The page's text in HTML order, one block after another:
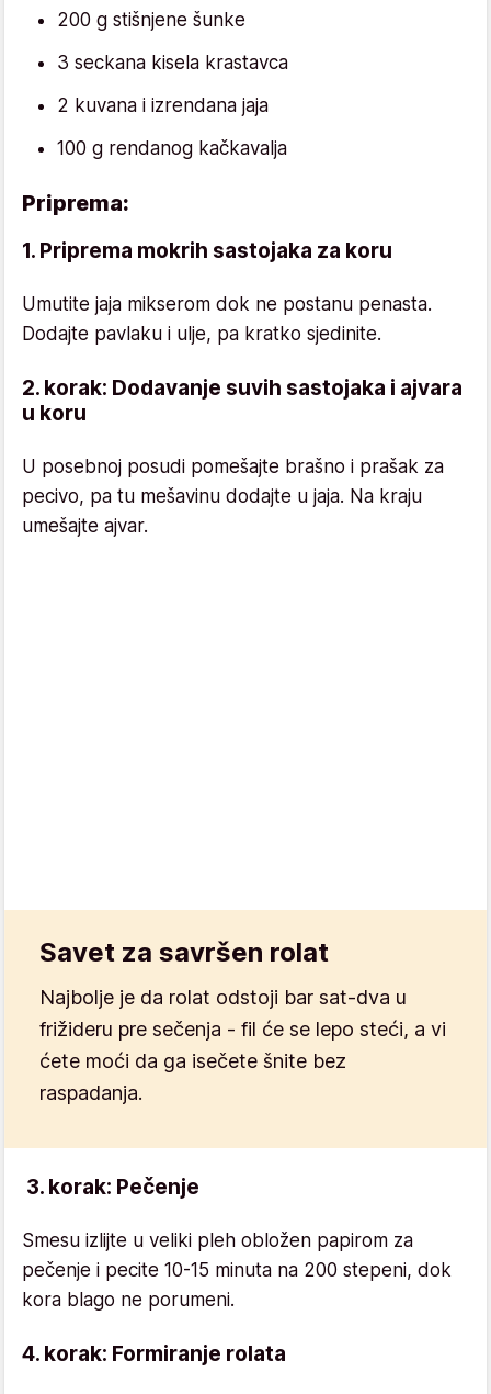
200 g stišnjene šunke
3 seckana kisela krastavca
2 kuvana i izrendana jaja
100 g rendanog kačkavalja
Priprema:
1. Priprema mokrih sastojaka za koru
Umutite jaja mikserom dok ne postanu penasta.
Dodajte pavlaku i ulje, pa kratko sjedinite.
2. korak: Dodavanje suvih sastojaka i ajvara
u koru
U posebnoj posudi pomešajte brašno i prašak za
pecivo, pa tu mešavinu dodajte u jaja. Na kraju
umešajte ajvar.
Savet za savršen rolat
Najbolje je da rolat odstoji bar sat-dva u
frižideru pre sečenja - fil će se lepo steći, a vi
ćete moći da ga isečete šnite bez
raspadanja.
3. korak: Pečenje
Smesu izlijte u veliki pleh obložen papirom za
pečenje i pecite 10-15 minuta na 200 stepeni, dok
kora blago ne porumeni.
4. korak: Formiranje rolata